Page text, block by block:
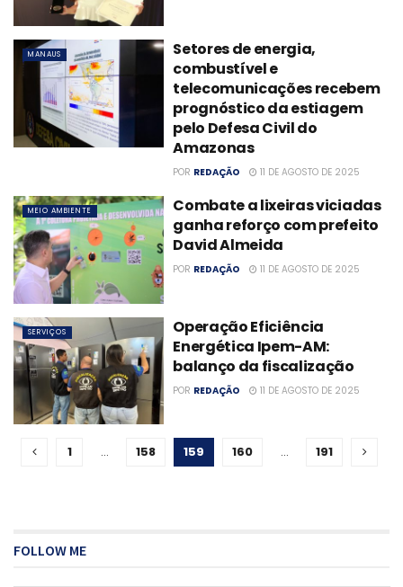
MANAUS
Setores de energia,
combustível e
telecomunicações recebem
prognóstico da estiagem
pelo Defesa Civil do
Amazonas
POR REDAÇÃO 11 DE AGOSTO DE 2025
MEIO AMBIENTE
Combate a lixeiras viciadas
ganha reforço com prefeito
David Almeida
POR REDAÇÃO 11 DE AGOSTO DE 2025
SERVIÇOS
Operação Eficiência
Energética Ipem-AM:
balanço da fiscalização
POR REDAÇÃO 11 DE AGOSTO DE 2025
1 … 158 159 160 … 191
FOLLOW ME